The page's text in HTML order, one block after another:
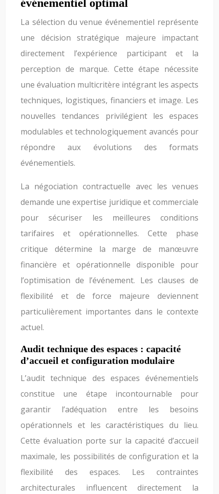
événementiel optimal
La sélection du venue événementiel représente
une décision stratégique majeure impactant
directement l’expérience participant et la
perception de marque. Cette étape nécessite
une évaluation multicritère intégrant les aspects
techniques, logistiques, financiers et image. Les
nouvelles tendances privilégient les espaces
modulables et technologiquement avancés pour
répondre aux évolutions des formats
événementiels.
La négociation contractuelle avec les venues
demande une expertise juridique et commerciale
pour sécuriser les meilleures conditions
tarifaires et opérationnelles. Cette phase
critique détermine la marge de manœuvre
financière et opérationnelle disponible pour
l’optimisation de l’événement. Les clauses de
flexibilité et de force majeure deviennent
particulièrement importantes dans le contexte
actuel.
Audit technique des espaces : capacité
d’accueil et configuration modulaire
L’audit technique des espaces événementiels
constitue une étape incontournable pour
garantir l’adéquation entre les besoins
opérationnels et les caractéristiques du lieu.
Cette évaluation porte sur la capacité d’accueil
maximale, les possibilités de configuration et la
flexibilité des espaces. Les contraintes
architecturales influencent directement la